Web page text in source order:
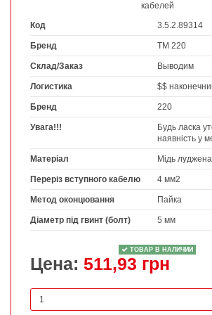
кабелей
Код
3.5.2.89314
Бренд ТМ 220
Склад/Заказ Выводим
Логистика $$
Бренд 220
Увага!!!
Будь ласка
наявність у
Матеріал Мідь луджена
Переріз вступного кабелю 4 мм2
Метод оконцювання Пайка
Діаметр під гвинт (болт) 5 мм
ТОВАР В НАЛИЧИИ
Цена: 511,93 грн